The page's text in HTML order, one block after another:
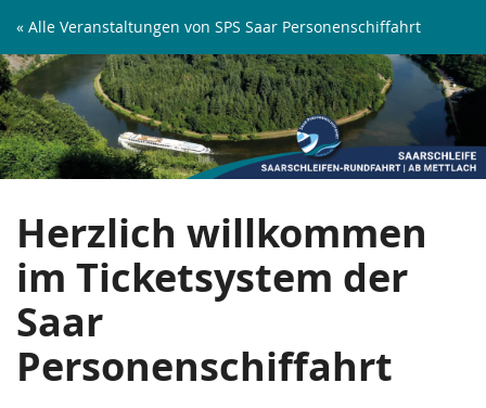
Zum
Inhalt
springen
« Alle Veranstaltungen von SPS Saar Personenschiffahrt
Saarschleifen-
Rundfahrt
|
ab
Mettlach
Herzlich willkommen
im Ticketsystem der
Saar
Personenschiffahrt